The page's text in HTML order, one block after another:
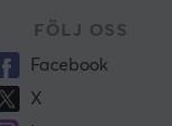
FÖLJ OSS
Facebook
X